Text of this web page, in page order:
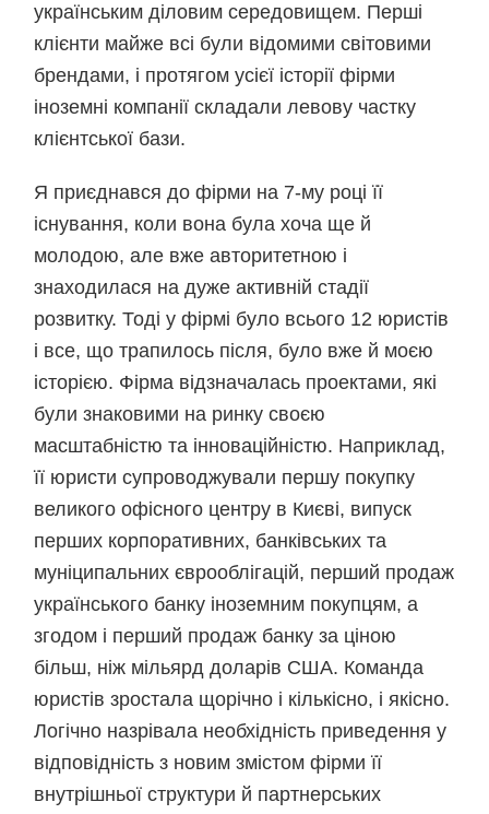
українським діловим середовищем. Перші
клієнти майже всі були відомими світовими
брендами, і протягом усієї історії фірми
іноземні компанії складали левову частку
клієнтської бази.
Я приєднався до фірми на 7-му році її
існування, коли вона була хоча ще й
молодою, але вже авторитетною і
знаходилася на дуже активній стадії
розвитку. Тоді у фірмі було всього 12 юристів
і все, що трапилось після, було вже й моєю
історією. Фірма відзначалась проектами, які
були знаковими на ринку своєю
масштабністю та інноваційністю. Наприклад,
її юристи супроводжували першу покупку
великого офісного центру в Києві, випуск
перших корпоративних, банківських та
муніципальних єврооблігацій, перший продаж
українського банку іноземним покупцям, а
згодом і перший продаж банку за ціною
більш, ніж мільярд доларів США. Команда
юристів зростала щорічно і кількісно, і якісно.
Логічно назрівала необхідність приведення у
відповідність з новим змістом фірми її
внутрішньої структури й партнерських